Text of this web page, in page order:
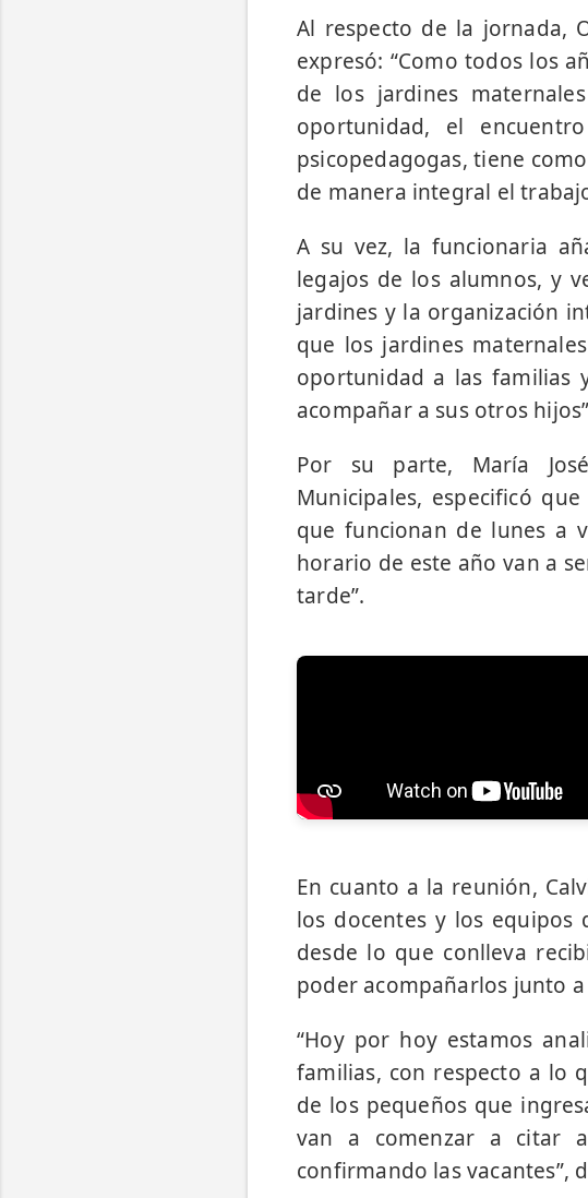
Al respecto de la jornada,
expresó: “Como todos los
de los jardines
oportunidad, el
psicopedagogas, tiene
de manera integral el
A su vez, la funcionaria
legajos de los alumnos, y
jardines y la organización
que los jardines
oportunidad a las familias
acompañar a sus otros
Por su parte, María
Municipales, especificó
que funcionan de lunes a
horario de este año van a
tarde”.
En cuanto a la reunión,
los docentes y los
desde lo que conlleva
poder acompañarlos junto
“Hoy por hoy estamos
familias, con respecto a lo
de los pequeños que
van a comenzar a citar
confirmando las vacantes”,